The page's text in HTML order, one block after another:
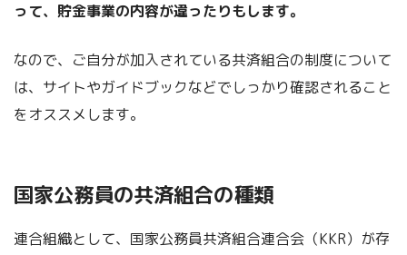
って、貯金事業の内容が違ったりもします。
なので、ご自分が加入されている共済組合の制度について
は、サイトやガイドブックなどでしっかり確認されること
をオススメします。
国家公務員の共済組合の種類
連合組織として、国家公務員共済組合連合会（KKR）が存